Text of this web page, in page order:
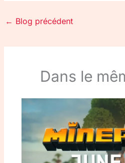
← Blog précédent
Dans le